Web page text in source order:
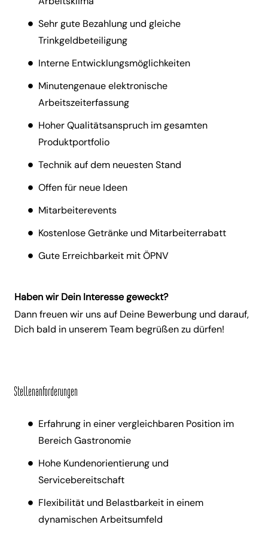
Sehr gute Bezahlung und gleiche
Trinkgeldbeteiligung
Interne Entwicklungsmöglichkeiten
Minutengenaue elektronische
Arbeitszeiterfassung
Hoher Qualitätsanspruch im gesamten
Produktportfolio
Technik auf dem neuesten Stand
Offen für neue Ideen
Mitarbeiterevents
Kostenlose Getränke und Mitarbeiterrabatt
Gute Erreichbarkeit mit ÖPNV
Haben wir Dein Interesse geweckt?
Dann freuen wir uns auf Deine Bewerbung und darauf,
Dich bald in unserem Team begrüßen zu dürfen!
Stellenanforderungen
Erfahrung in einer vergleichbaren Position im
Bereich Gastronomie
Hohe Kundenorientierung und
Servicebereitschaft
Flexibilität und Belastbarkeit in einem
dynamischen Arbeitsumfeld